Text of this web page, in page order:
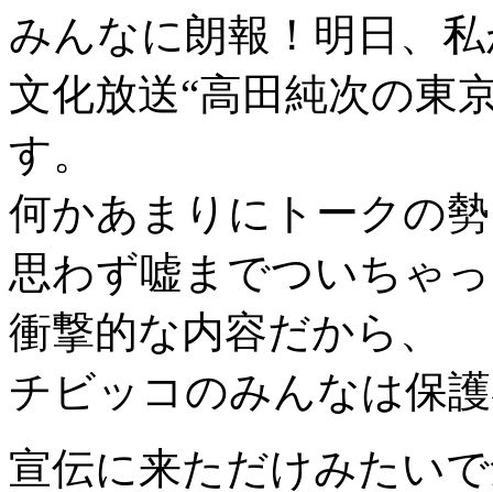
みんなに朗報！明日、
文化放送“高田純次の東
す。
何かあまりにトークの
思わず嘘までついちゃ
衝撃的な内容だから、
チビッコのみんなは保
宣伝に来ただけみたい